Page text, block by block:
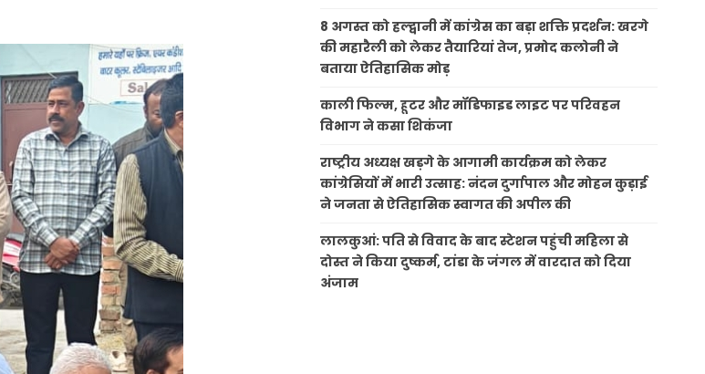
8 अगस्त को हल्द्वानी में कांग्रेस का बड़ा शक्ति प्रदर्शन: खरगे
की महारैली को लेकर तैयारियां तेज, प्रमोद कलोनी ने
बताया ऐतिहासिक मोड़
काली फिल्म, हूटर और मॉडिफाइड लाइट पर परिवहन
विभाग ने कसा शिकंजा
राष्ट्रीय अध्यक्ष खड़गे के आगामी कार्यक्रम को लेकर
कांग्रेसियों में भारी उत्साह: नंदन दुर्गापाल और मोहन कुड़ाई
ने जनता से ऐतिहासिक स्वागत की अपील की
लालकुआं: पति से विवाद के बाद स्टेशन पहुंची महिला से
दोस्त ने किया दुष्कर्म, टांडा के जंगल में वारदात को दिया
अंजाम